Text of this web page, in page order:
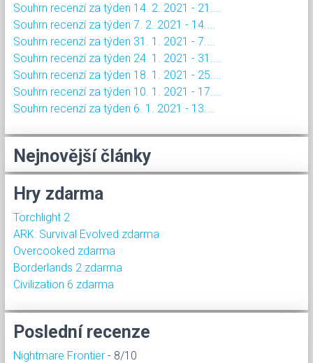
Souhrn recenzí za týden 14. 2. 2021 - 21....
Souhrn recenzí za týden 7. 2. 2021 - 14....
Souhrn recenzí za týden 31. 1. 2021 - 7....
Souhrn recenzí za týden 24. 1. 2021 - 31....
Souhrn recenzí za týden 18. 1. 2021 - 25....
Souhrn recenzí za týden 10. 1. 2021 - 17....
Souhrn recenzí za týden 6. 1. 2021 - 13....
Nejnovější články
Hry zdarma
Torchlight 2
ARK: Survival Evolved zdarma
Overcooked zdarma
Borderlands 2 zdarma
Civilization 6 zdarma
Poslední recenze
Nightmare Frontier - 8/10